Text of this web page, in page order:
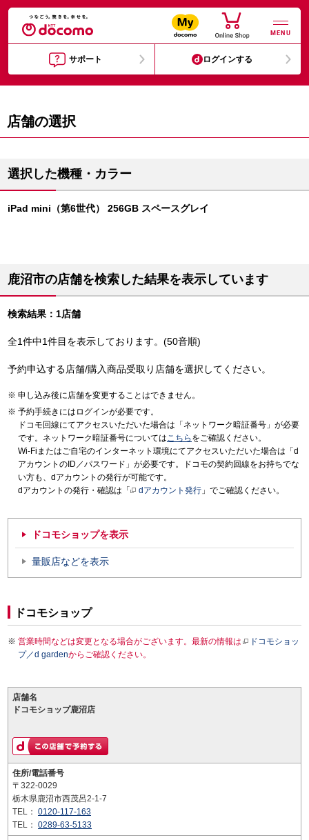
MENU
サポート ログインする
店舗の選択
選択した機種・カラー
iPad mini（第6世代） 256GB スペースグレイ
鹿沼市の店舗を検索した結果を表示しています
検索結果：1店舗
全1件中1件目を表示しております。(50音順)
予約申込する店舗/購入商品受取り店舗を選択してください。
申し込み後に店舗を変更することはできません。
予約手続きにはログインが必要です。
ドコモ回線にてアクセスいただいた場合は「ネットワーク暗証番号」が必要
です。ネットワーク暗証番号についてはこちら をご確認ください。
Wi-Fiまたはご自宅のインターネット環境にてアクセスいただいた場合は「d
アカウントのID／パスワード」が必要です。ドコモの契約回線をお持ちでな
い方も、dアカウントの発行が可能です。
dアカウントの発行・確認は「
dアカウント発行 」でご確認ください。
ドコモショップを表示
量販店などを表示
ドコモショップ
営業時間などは変更となる場合がございます。最新の情報は
ドコモショッ
プ／d gardenからご確認ください。
店舗名
ドコモショップ鹿沼店
住所/電話番号
〒322-0029
栃木県鹿沼市西茂呂2-1-7
TEL： 0120-117-163
TEL： 0289-63-5133